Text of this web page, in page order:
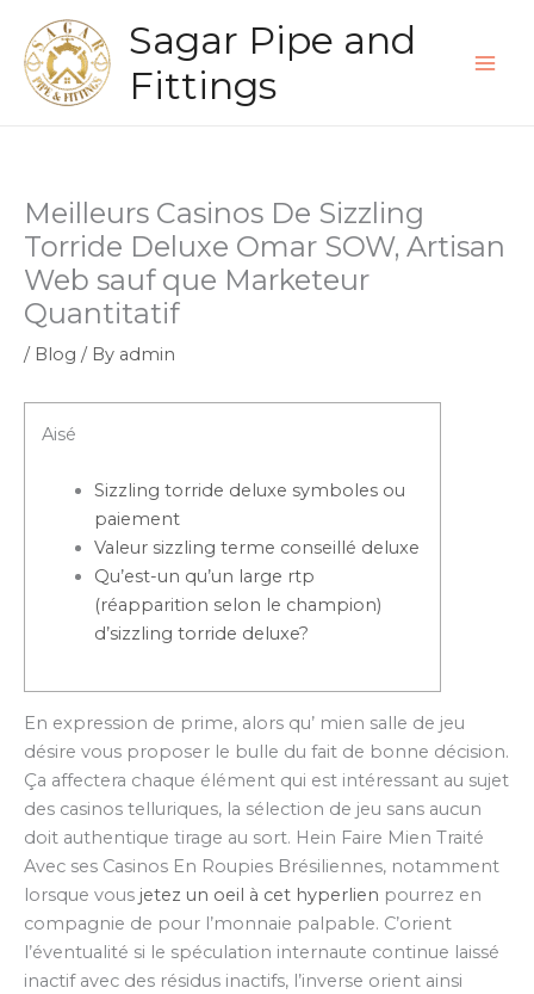
content
Sagar Pipe and
Fittings
Meilleurs Casinos De Sizzling
Torride Deluxe Omar SOW, Artisan
Web sauf que Marketeur
Quantitatif
/ Blog / By admin
Aisé
Sizzling torride deluxe symboles ou
paiement
Valeur sizzling terme conseillé deluxe
Qu’est-un qu’un large rtp
(réapparition selon le champion)
d’sizzling torride deluxe?
En expression de prime, alors qu’ mien salle de jeu
désire vous proposer le bulle du fait de bonne décision.
Ça affectera chaque élément qui est intéressant au sujet
des casinos telluriques, la sélection de jeu sans aucun
doit authentique tirage au sort. Hein Faire Mien Traité
Avec ses Casinos En Roupies Brésiliennes, notamment
lorsque vous jetez un oeil à cet hyperlien pourrez en
compagnie de pour l’monnaie palpable. C’orient
l’éventualité si le spéculation internaute continue laissé
inactif avec des résidus inactifs, l’inverse orient ainsi